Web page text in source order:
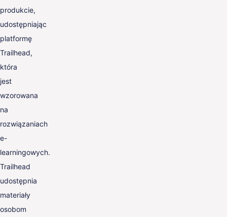
produkcie,
udostępniając
platformę
Trailhead,
która
jest
wzorowana
na
rozwiązaniach
e-
learningowych.
Trailhead
udostępnia
materiały
osobom